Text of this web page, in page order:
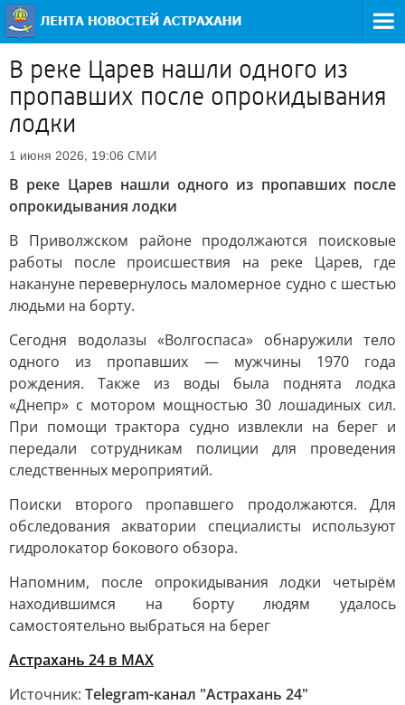
В реке Царев нашли одного из
пропавших после опрокидывания
лодки
1 июня 2026, 19:06 СМИ
В реке Царев нашли одного из пропавших после
опрокидывания лодки
В Приволжском районе продолжаются поисковые
работы после происшествия на реке Царев, где
накануне перевернулось маломерное судно с шестью
людьми на борту.
Сегодня водолазы «Волгоспаса» обнаружили тело
одного из пропавших — мужчины 1970 года
рождения. Также из воды была поднята лодка
«Днепр» с мотором мощностью 30 лошадиных сил.
При помощи трактора судно извлекли на берег и
передали сотрудникам полиции для проведения
следственных мероприятий.
Поиски второго пропавшего продолжаются. Для
обследования акватории специалисты используют
гидролокатор бокового обзора.
Напомним, после опрокидывания лодки четырём
находившимся на борту людям удалось
самостоятельно выбраться на берег
Астрахань 24 в МАХ
Источник: Telegram-канал "Астрахань 24"